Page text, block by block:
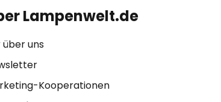
Lampenwelt.de
über uns
Kooperationen